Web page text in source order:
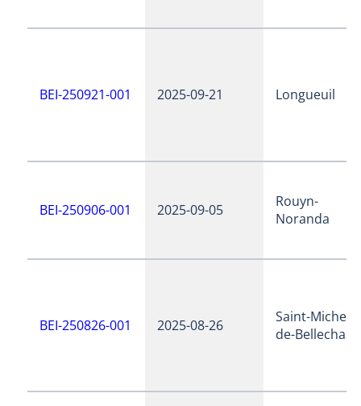
BEI-250921-001 2025-09-21 Longueuil
BEI-250906-001 2025-09-05
Rouyn-
Noranda
BEI-250826-001 2025-08-26
Saint-Michel-
de-